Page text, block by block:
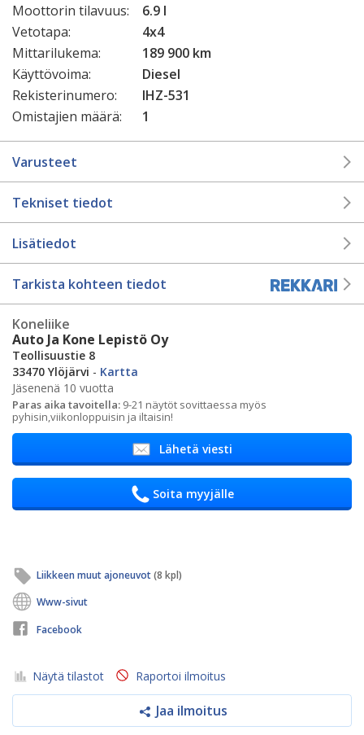
Moottorin tilavuus:
6.9 l
Vetotapa:
4x4
Mittarilukema:
189 900 km
Käyttövoima:
Diesel
Rekisterinumero:
IHZ-531
Omistajien määrä:
1
Varusteet
Tekniset tiedot
Lisätiedot
Tarkista kohteen tiedot
Koneliike
Auto Ja Kone Lepistö Oy
Teollisuustie 8
33470 Ylöjärvi - Kartta
Jäsenenä 10 vuotta
Paras aika tavoitella: 9-21 näytöt sovittaessa myös
pyhisin,viikonloppuisin ja iltaisin!
Lähetä viesti
Soita myyjälle
Liikkeen muut ajoneuvot(8 kpl)
Www-sivut
Facebook
Näytä tilastot Raportoi ilmoitus
Jaa ilmoitus